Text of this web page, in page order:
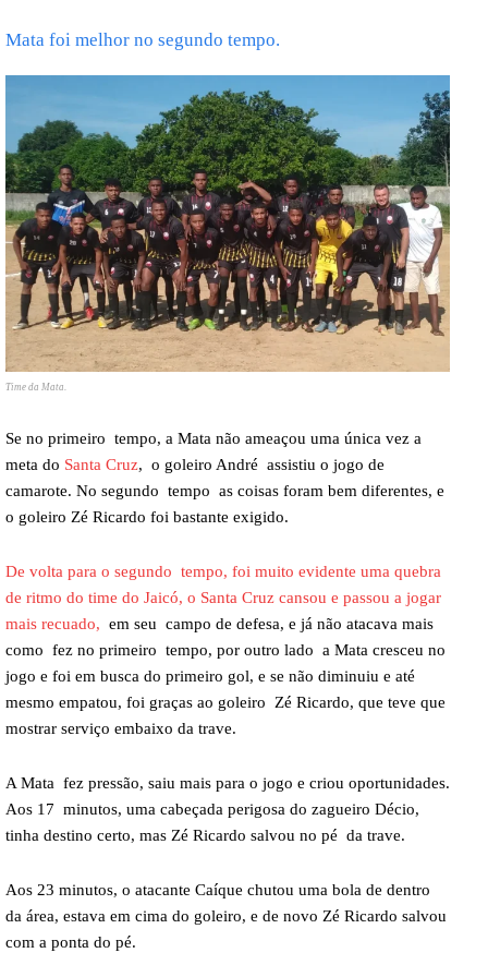
Mata foi melhor no segundo tempo.
Time da Mata.
Se no primeiro tempo, a Mata não ameaçou uma única vez a
meta do Santa Cruz, o goleiro André assistiu o jogo de
camarote. No segundo tempo as coisas foram bem diferentes, e
o goleiro Zé Ricardo foi bastante exigido.
De volta para o segundo tempo, foi muito evidente uma quebra
de ritmo do time do Jaicó, o Santa Cruz cansou e passou a jogar
mais recuado, em seu campo de defesa, e já não atacava mais
como fez no primeiro tempo, por outro lado a Mata cresceu no
jogo e foi em busca do primeiro gol, e se não diminuiu e até
mesmo empatou, foi graças ao goleiro Zé Ricardo, que teve que
mostrar serviço embaixo da trave.
A Mata fez pressão, saiu mais para o jogo e criou oportunidades.
Aos 17 minutos, uma cabeçada perigosa do zagueiro Décio,
tinha destino certo, mas Zé Ricardo salvou no pé da trave.
Aos 23 minutos, o atacante Caíque chutou uma bola de dentro
da área, estava em cima do goleiro, e de novo Zé Ricardo salvou
com a ponta do pé.